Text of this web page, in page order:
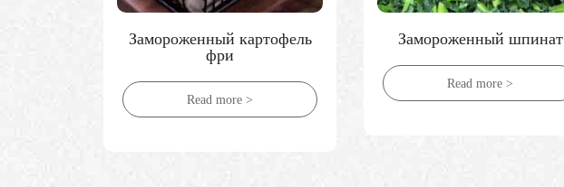
Замороженный шпинат
Read more >
Замороженный небесный
Read more >